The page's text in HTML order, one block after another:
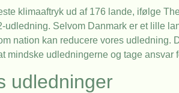
klimaaftryk ud af 176 lande, ifølge
Selvom Danmark er et lille
nation kan reducere vores
mindske udledningerne og tage
udledninger